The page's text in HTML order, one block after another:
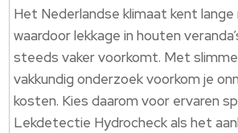
Het Nederlandse klimaat kent
waardoor lekkage in houten
steeds vaker voorkomt. Met
vakkundig onderzoek voorkom je
kosten. Kies daarom voor ervaren
Lekdetectie Hydrocheck als het